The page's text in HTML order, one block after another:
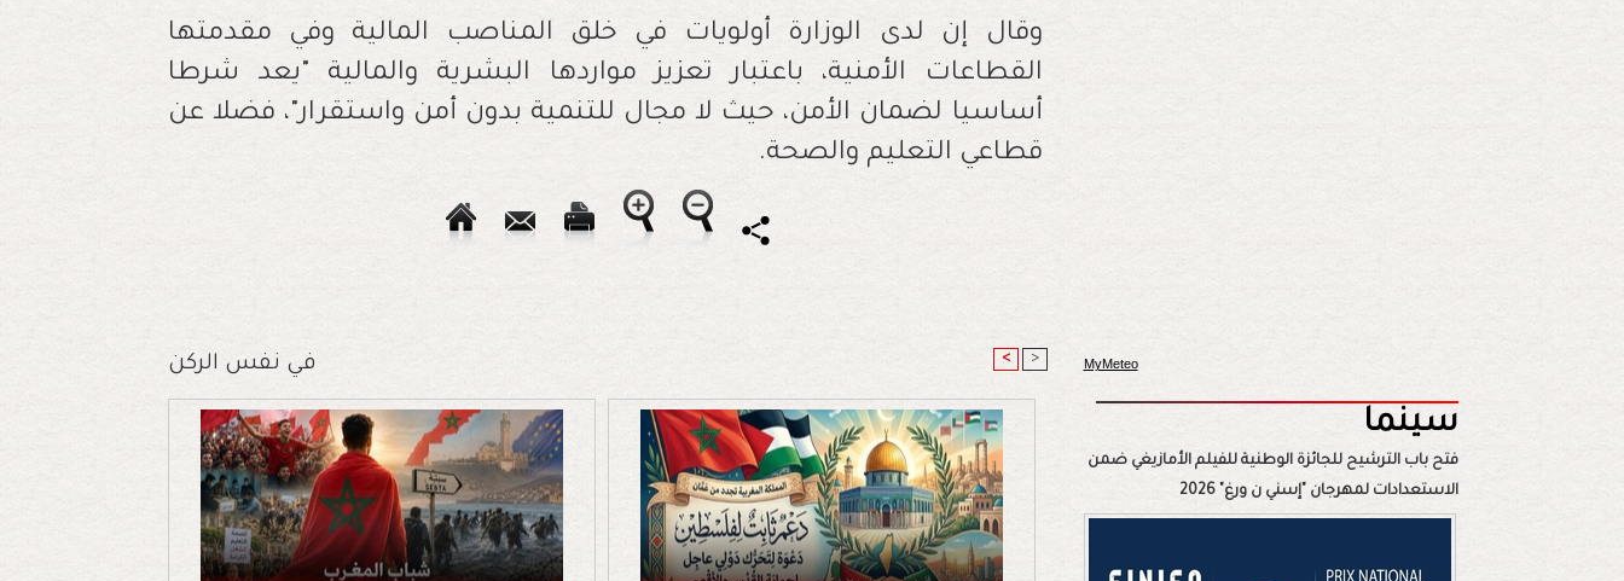
وقال إن لدى الوزارة أولويات في خلق المناصب المالية وفي مقدمتها
القطاعات الأمنية، باعتبار تعزيز مواردها البشرية والمالية "يعد شرطا
أساسيا لضمان الأمن، حيث لا مجال للتنمية بدون أمن واستقرار"، فضلا عن
قطاعي التعليم والصحة.
في نفس الركن < > MyMeteo
سينما
فتح باب الترشيح للجائزة الوطنية للفيلم الأمازيغي ضمن
الاستعدادات لمهرجان "إسني ن ورغ" 2026